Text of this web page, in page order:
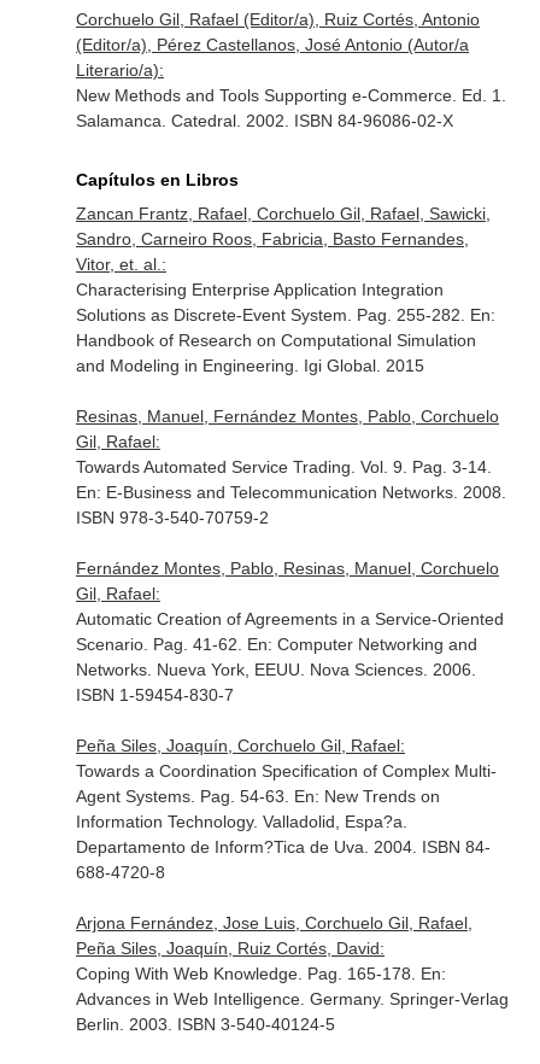
Corchuelo Gil, Rafael (Editor/a), Ruiz Cortés, Antonio
(Editor/a), Pérez Castellanos, José Antonio (Autor/a
Literario/a):
New Methods and Tools Supporting e-Commerce. Ed. 1.
Salamanca. Catedral. 2002. ISBN 84-96086-02-X
Capítulos en Libros
Zancan Frantz, Rafael, Corchuelo Gil, Rafael, Sawicki,
Sandro, Carneiro Roos, Fabricia, Basto Fernandes,
Vitor, et. al.:
Characterising Enterprise Application Integration
Solutions as Discrete-Event System. Pag. 255-282. En:
Handbook of Research on Computational Simulation
and Modeling in Engineering . Igi Global. 2015
Resinas, Manuel, Fernández Montes, Pablo, Corchuelo
Gil, Rafael:
Towards Automated Service Trading. Vol. 9. Pag. 3-14.
En: E-Business and Telecommunication Networks. 2008.
ISBN 978-3-540-70759-2
Fernández Montes, Pablo, Resinas, Manuel, Corchuelo
Gil, Rafael:
Automatic Creation of Agreements in a Service-Oriented
Scenario. Pag. 41-62. En: Computer Networking and
Networks. Nueva York, EEUU. Nova Sciences. 2006.
ISBN 1-59454-830-7
Peña Siles, Joaquín, Corchuelo Gil, Rafael:
Towards a Coordination Specification of Complex Multi-
Agent Systems. Pag. 54-63. En: New Trends on
Information Technology. Valladolid, Espa?a.
Departamento de Inform?Tica de Uva. 2004. ISBN 84-
688-4720-8
Arjona Fernández, Jose Luis, Corchuelo Gil, Rafael,
Peña Siles, Joaquín, Ruiz Cortés, David:
Coping With Web Knowledge. Pag. 165-178. En:
Advances in Web Intelligence. Germany. Springer-Verlag
Berlin. 2003. ISBN 3-540-40124-5